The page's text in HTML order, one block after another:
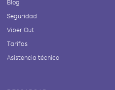
Blog
Seguridad
Viber Out
Tarifas
Asistencia técnica